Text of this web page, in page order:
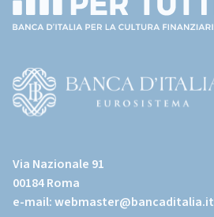
page)
sito
istituzionale
della
Via Nazionale 91
00184 Roma
e-mail:webmaster@bancaditalia.it